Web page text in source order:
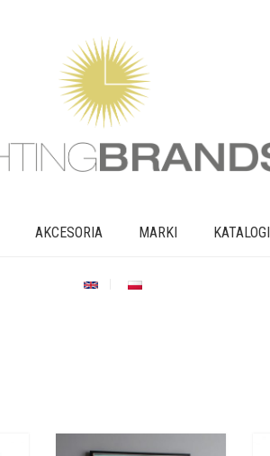
AKCESORIA MARKI KATALOGI